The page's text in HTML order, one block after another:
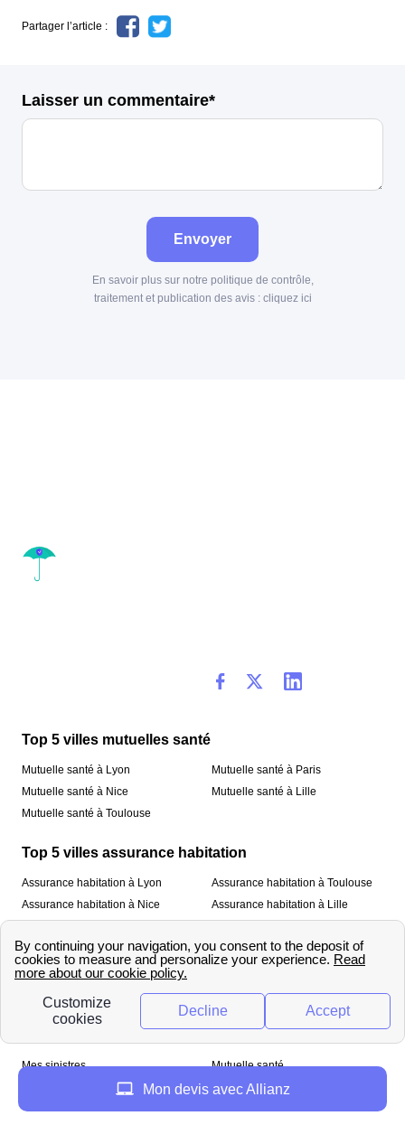
Partager l’article :
Laisser un commentaire*
Envoyer
En savoir plus sur notre politique de contrôle,
traitement et publication des avis : cliquez ici
Top 5 villes mutuelles santé
Mutuelle santé à Lyon
Mutuelle santé à Nice
Mutuelle santé à Toulouse
Mutuelle santé à Paris
Mutuelle santé à Lille
Top 5 villes assurance habitation
Assurance habitation à Lyon
Assurance habitation à Nice
Assurance habitation à Toulouse
Assurance habitation à Lille
À propos
Qui sommes-nous ? Mentions légales
Mes sinistres
Assurance habitation
Mutuelle santé
Mon devis avec Allianz